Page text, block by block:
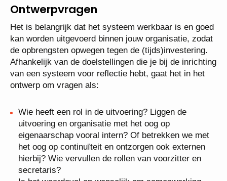
Ontwerpvragen
Het is belangrijk dat het systeem werkbaar is en goed
kan worden uitgevoerd binnen jouw organisatie, zodat
de opbrengsten opwegen tegen de (tijds)investering.
Afhankelijk van de doelstellingen die je bij de inrichting
van een systeem voor reflectie hebt, gaat het in het
ontwerp om vragen als:
Wie heeft een rol in de uitvoering? Liggen de
uitvoering en organisatie met het oog op
eigenaarschap vooral intern? Of betrekken we met
het oog op continuïteit en ontzorgen ook externen
hierbij? Wie vervullen de rollen van voorzitter en
secretaris?